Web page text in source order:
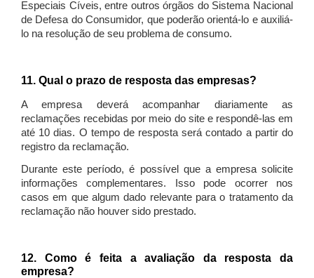
Especiais Cíveis, entre outros órgãos do Sistema Nacional
de Defesa do Consumidor, que poderão orientá-lo e auxiliá-
lo na resolução de seu problema de consumo.
11. Qual o prazo de resposta das empresas?
A empresa deverá acompanhar diariamente as
reclamações recebidas por meio do site e respondê-las em
até 10 dias. O tempo de resposta será contado a partir do
registro da reclamação.
Durante este período, é possível que a empresa solicite
informações complementares. Isso pode ocorrer nos
casos em que algum dado relevante para o tratamento da
reclamação não houver sido prestado.
12. Como é feita a avaliação da resposta da
empresa?